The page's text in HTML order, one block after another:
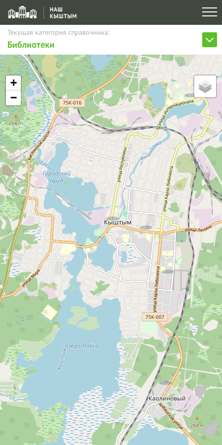
Текущая категория справочника:
Библиотеки
+
−